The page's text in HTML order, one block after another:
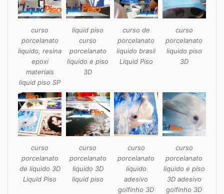
curso
porcelanato
liquido, resina
epoxi
materiais
liquid piso SP
liquid piso
curso
porcelanato
liquido e piso
3D
curso de
porcelanato
liquido brasil
Liquid Piso
curso
porcelanato
liquido piso
3D
curso
porcelanato
de liquido 3D
Liquid Piso
curso
porcelanato
liquido 3D
liquid piso
curso
porcelanato
liquido
adesivo
golfinho 3D
curso
porcelanato
liquido e piso
3D adesivo
golfinho 3D